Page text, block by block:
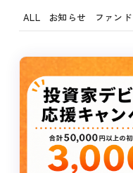
ALL お知らせ ファン